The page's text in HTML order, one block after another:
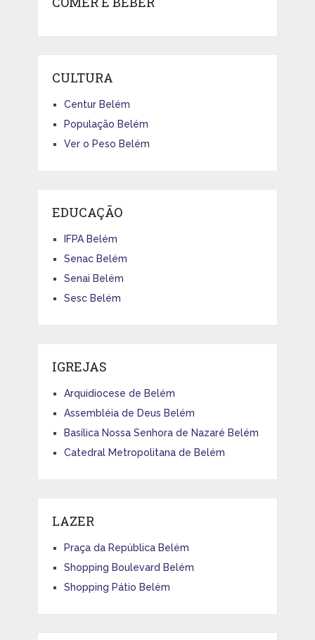
CULTURA
Centur Belém
População Belém
Ver o Peso Belém
EDUCAÇÃO
IFPA Belém
Senac Belém
Senai Belém
Sesc Belém
IGREJAS
Arquidiocese de Belém
Assembléia de Deus Belém
Basílica Nossa Senhora de Nazaré Belém
Catedral Metropolitana de Belém
LAZER
Praça da República Belém
Shopping Boulevard Belém
Shopping Pátio Belém